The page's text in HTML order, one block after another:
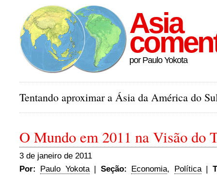
Asia
por Paulo Yokota
Tentando aproximar a Ásia da América do
O Mundo em 2011 na Visão do
3 de janeiro de 2011
Por:
Paulo Yokota| Seção: Economia, Política|